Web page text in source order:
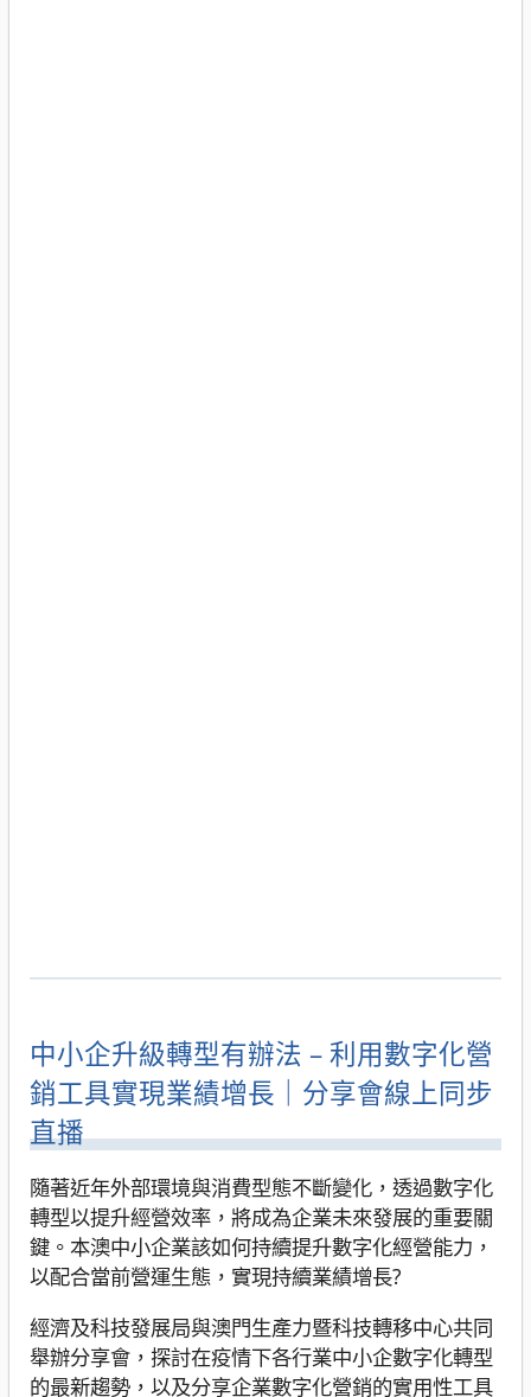
中小企升級轉型有辦法 – 利用數字化營
銷工具實現業績增長｜分享會線上同步
直播
隨著近年外部環境與消費型態不斷變化，透過數字化
轉型以提升經營效率，將成為企業未來發展的重要關
鍵。本澳中小企業該如何持續提升數字化經營能力，
以配合當前營運生態，實現持續業績增長?
經濟及科技發展局與澳門生產力暨科技轉移中心共同
舉辦分享會，探討在疫情下各行業中小企數字化轉型
的最新趨勢，以及分享企業數字化營銷的實用性工具